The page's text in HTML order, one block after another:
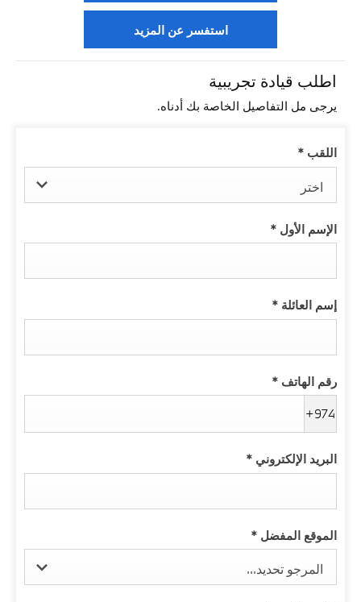
استفسر عن المزيد
اطلب قيادة تجريبية
يرجى مل التفاصيل الخاصة بك أدناه.
اللقب*
اختر
الإسم الأول*
إسم العائلة*
رقم الهاتف*
+974
البريد الإلكتروني*
الموقع المفضل*
المرجو تحديد...